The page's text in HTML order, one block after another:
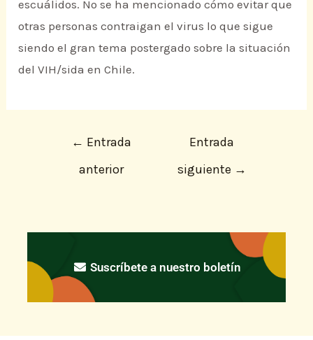
escuálidos. No se ha mencionado cómo evitar que
otras personas contraigan el virus lo que sigue
siendo el gran tema postergado sobre la situación
del VIH/sida en Chile.
← Entrada
anterior
Entrada
siguiente →
Suscríbete a nuestro boletín